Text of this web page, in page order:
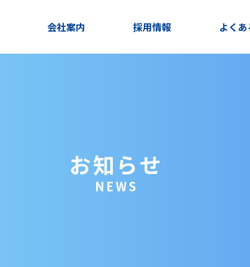
会社案内 採用情報 よく
お知らせ
NEWS